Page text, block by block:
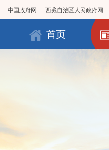
中国政府网 西藏自治区人民政府网
首页